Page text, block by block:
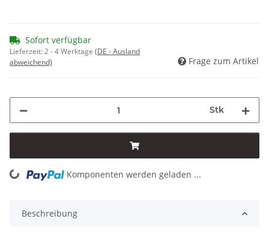
Sofort verfügbar
Lieferzeit:2 - 4 Werktage (DE - Ausland
abweichend)
Frage zum Artikel
Stk
Loading... Komponenten werden geladen ...
Beschreibung